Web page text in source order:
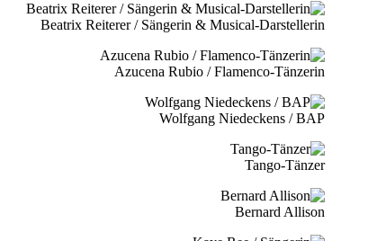
Beatrix Reiterer / Sängerin & Musical-Darstellerin
Azucena Rubio / Flamenco-Tänzerin
Wolfgang Niedeckens / BAP
Tango-Tänzer
Bernard Allison